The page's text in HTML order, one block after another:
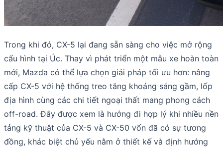
Trong khi đó, CX-5 lại đang sẵn sàng cho việc mở rộng
cấu hình tại Úc. Thay vì phát triển một mẫu xe hoàn toàn
mới, Mazda có thể lựa chọn giải pháp tối ưu hơn: nâng
cấp CX-5 với hệ thống treo tăng khoảng sáng gầm, lốp
địa hình cùng các chi tiết ngoại thất mang phong cách
off-road. Đây được xem là hướng đi hợp lý khi nhiều nền
tảng kỹ thuật của CX-5 và CX-50 vốn đã có sự tương
đồng, khác biệt chủ yếu nằm ở thiết kế và định hướng